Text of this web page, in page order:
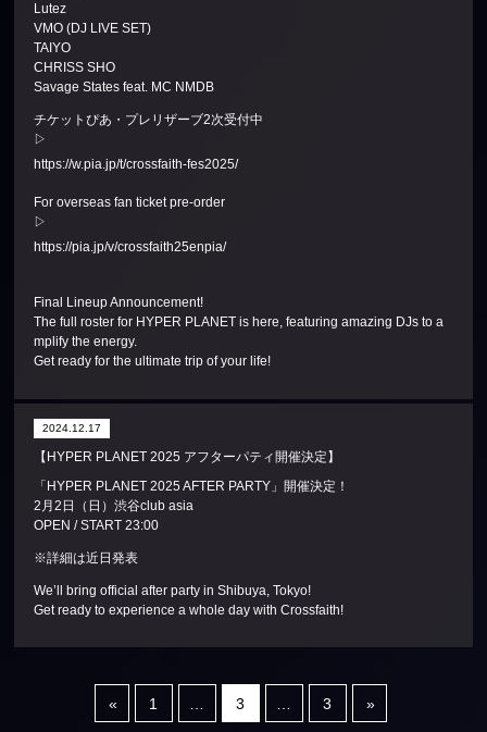
Lutez
VMO (DJ LIVE SET)
TAIYO
CHRISS SHO
Savage States feat. MC NMDB
チケットぴあ・プレリザーブ2次受付中
▷
https://w.pia.jp/t/crossfaith-fes2025/
For overseas fan ticket pre-order
▷
https://pia.jp/v/crossfaith25enpia/
Final Lineup Announcement!
The full roster for HYPER PLANET is here, featuring amazing DJs to a
mplify the energy.
Get ready for the ultimate trip of your life!
2024.12.17
【HYPER PLANET 2025 アフターパティ開催決定】
「HYPER PLANET 2025 AFTER PARTY」開催決定！
2月2日（日）渋谷club asia
OPEN / START 23:00
※詳細は近日発表
We’ll bring official after party in Shibuya, Tokyo!
Get ready to experience a whole day with Crossfaith!
« 1 3 3 »